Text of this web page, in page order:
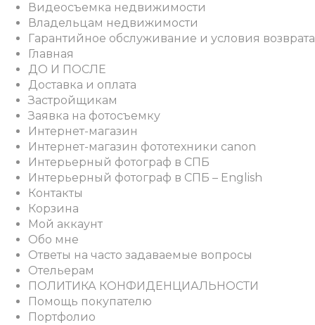
Видеосъемка недвижимости
Владельцам недвижимости
Гарантийное обслуживание и условия
Главная
ДО И ПОСЛЕ
Доставка и оплата
Застройщикам
Заявка на фотосъемку
Интернет-магазин
Интернет-магазин фототехники canon
Интерьерный фотограф в СПБ
Интерьерный фотограф в СПБ – English
Контакты
Корзина
Мой аккаунт
Обо мне
Ответы на часто задаваемые вопросы
Отельерам
ПОЛИТИКА КОНФИДЕНЦИАЛЬНОСТИ
Помощь покупателю
Портфолио